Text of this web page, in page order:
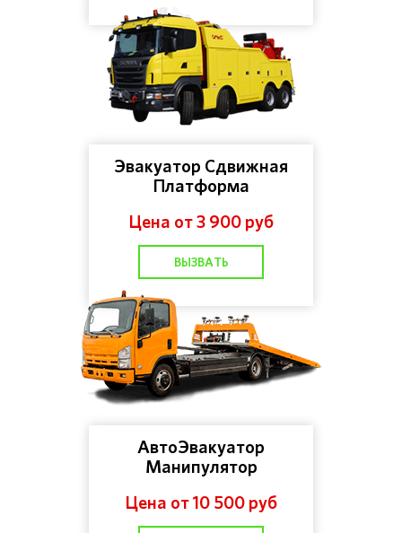
Эвакуатор Сдвижная
Платформа
Цена от 3 900 руб
ВЫЗВАТЬ
АвтоЭвакуатор
Манипулятор
Цена от 10 500 руб